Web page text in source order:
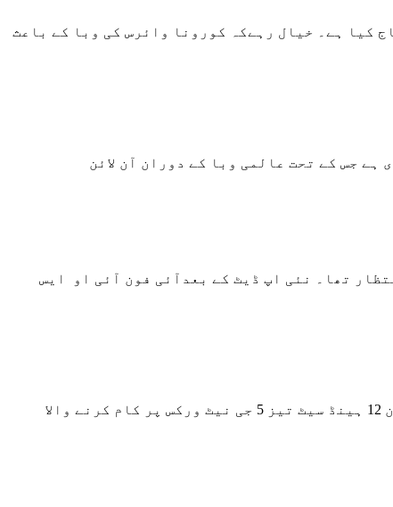
کیا ہے۔ خیال رہےکہ کورونا وائرس کی وبا کے باعث
جس کے تحت عالمی وبا کے دوران آن لائن
تھا۔ نئی اپ ڈیٹ کے بعدآئی فون آئی او ایس